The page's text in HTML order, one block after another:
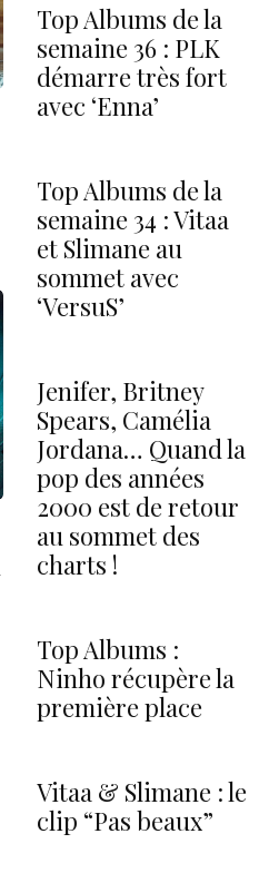
Top Albums de la
semaine 36 : PLK
démarre très fort
avec ‘Enna’
Top Albums de la
semaine 34 : Vitaa
et Slimane au
sommet avec
‘VersuS’
Jenifer, Britney
Spears, Camélia
Jordana… Quand la
pop des années
2000 est de retour
au sommet des
charts !
Top Albums :
Ninho récupère la
première place
Vitaa & Slimane : le
clip “Pas beaux”